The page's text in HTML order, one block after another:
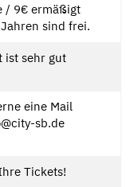
/ 9€ ermäßigt
sind frei.
ist sehr gut
eine Mail
sb.de
Tickets!